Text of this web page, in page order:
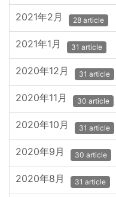
2021年2月 28 article
2021年1月 31 article
2020年12月 31 article
2020年11月 30 article
2020年10月 31 article
2020年9月 30 article
2020年8月 31 article